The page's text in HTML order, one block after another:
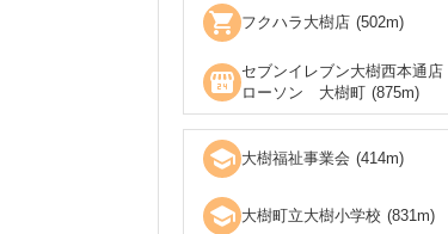
shopping_cart フクハラ大樹店 (502m)
local_convenience_store セブンイレブン大樹西本通店
ローソン 大樹町 (875m)
school 大樹福祉事業会 (414m)
school 大樹町立大樹小学校 (831m)